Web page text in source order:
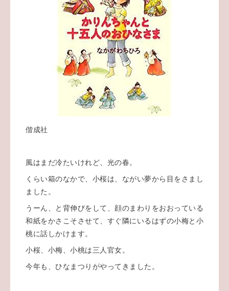
偕成社
風はまだ冷たいけれど、光の春。
くらい箱のなかで、小桜は、ながい夢から目をさまし
ました。
うーん、と背伸びをして、顔のまわりをおおっている
和紙をかさこそさせて、すぐ隣にいるはずの小梅と小
桃に話しかけます。
小桜、小梅、小桃は三人官女。
今年も、ひなまつりがやってきました。